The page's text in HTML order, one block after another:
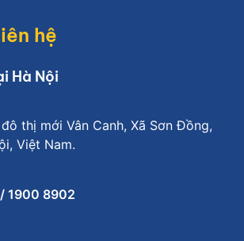
hệ
Hà Nội
đô thị mới Vân Canh, Xã Sơn Đồng,
Việt Nam.
1900 8902